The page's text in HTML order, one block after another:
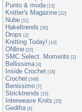
Punto & moda [13]
Knitter's Magazine [22]
Nube [11]
Hakeltrends [30]
Drops [2]
Knitting Today! [10]
ONline [22]
SMC Select. Moments [2]
Bellissima [4]
Inside Crochet [18]
Crochet [348]
Benissimo [7]
Stricktrends [15]
Interweave Knits [35]
Gedifra [6]